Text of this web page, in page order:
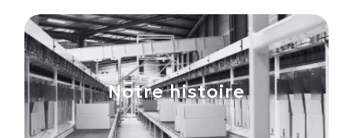
Notre histoire